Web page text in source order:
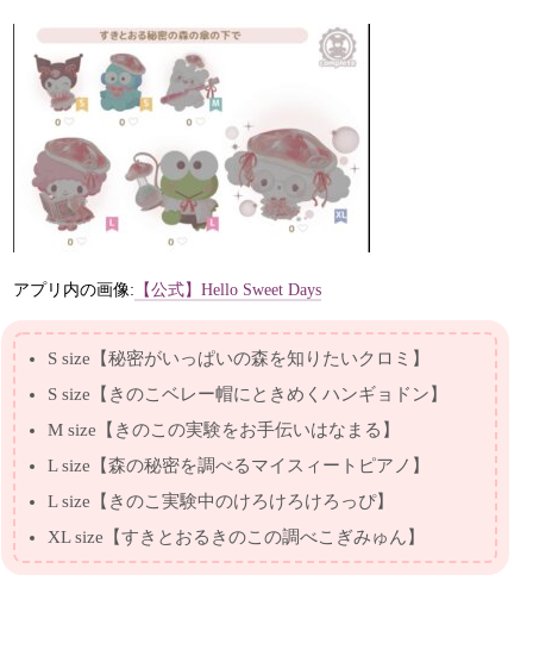
アプリ内の画像: 【公式】Hello Sweet Days
S size【秘密がいっぱいの森を知りたいクロミ】
S size【きのこベレー帽にときめくハンギョドン】
M size【きのこの実験をお手伝いはなまる】
L size【森の秘密を調べるマイスィートピアノ】
L size【きのこ実験中のけろけろけろっぴ】
XL size【すきとおるきのこの調べこぎみゅん】